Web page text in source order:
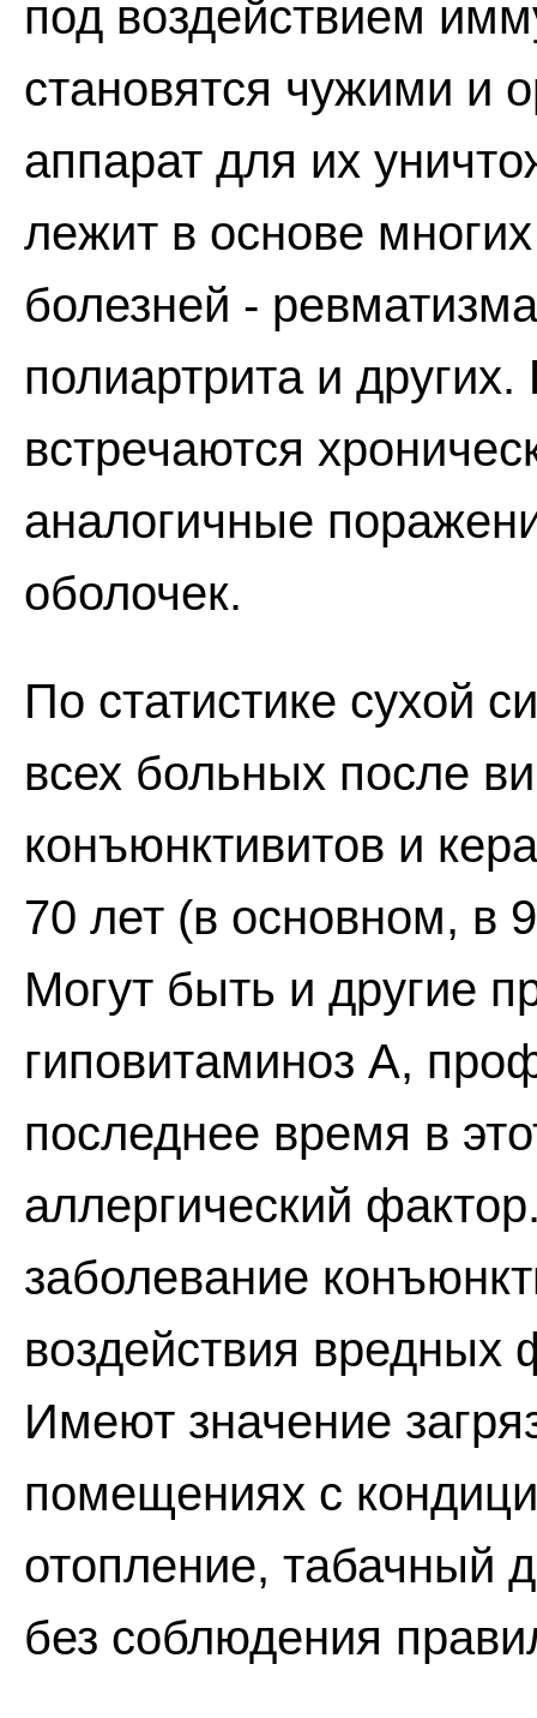
под воздействием
становятся чужими и
аппарат для их
лежит в основе
болезней -
полиартрита и
встречаются
аналогичные
оболочек.
По статистике сухой
всех больных после
конъюнктивитов и
70 лет (в основном, в
Могут быть и другие
гиповитаминоз А,
последнее время в
аллергический
заболевание
воздействия
Имеют значение
помещениях с
отопление, табачный
без соблюдения